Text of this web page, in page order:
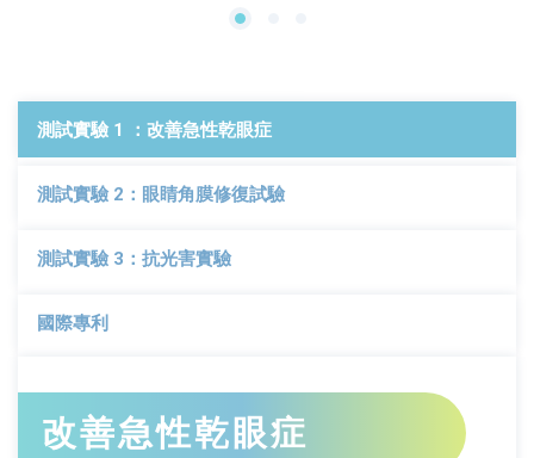
測試實驗 1 ：改善急性乾眼症
測試實驗 2：眼睛角膜修復試驗
測試實驗 3：抗光害實驗
國際專利
改善急性乾眼症